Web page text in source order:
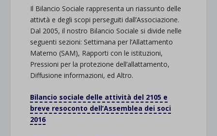
Il Bilancio Sociale rappresenta un riassunto delle
attivtà e degli scopi perseguiti dall’Associazione.
Dal 2005, il nostro Bilancio Sociale si divide nelle
seguenti sezioni: Settimana per l’Allattamento
Materno (SAM), Rapporti con le istituzioni,
Pressioni per la protezione dell’allattamento,
Diffusione informazioni, ed Altro.
Bilancio sociale delle attività del 2105 e
breve resoconto dell’Assemblea dei soci
2016